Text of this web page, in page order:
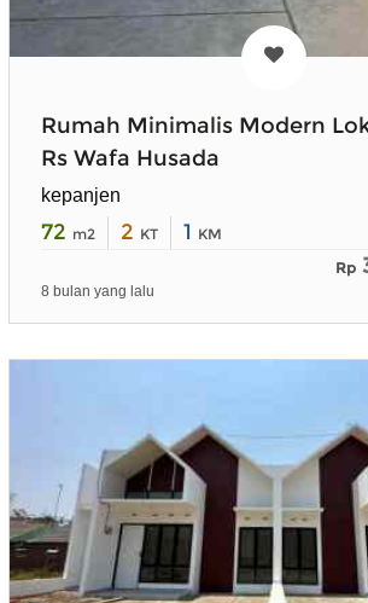
Rumah Minimalis Modern
Rs Wafa Husada
kepanjen
72 m2 2 KT 1 KM
Rp
8 bulan yang lalu